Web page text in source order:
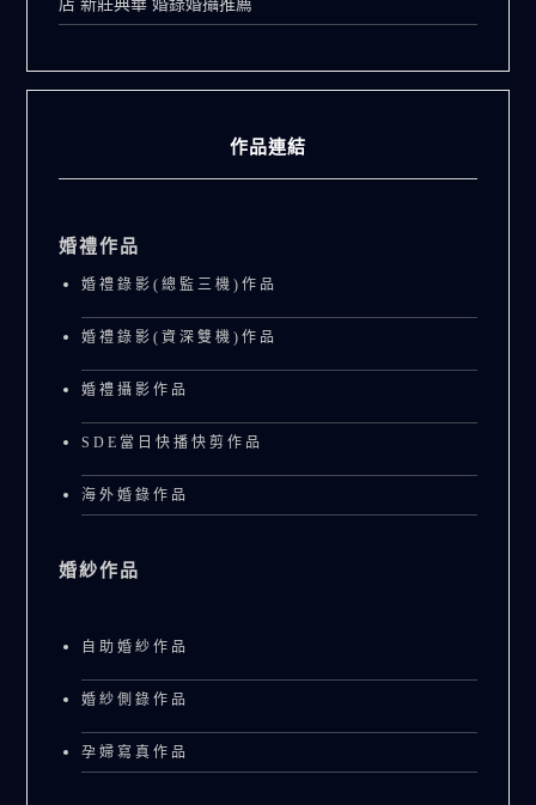
店 新莊典華 婚錄婚攝推薦
作品連結
婚禮作品
婚禮錄影(總監三機)作品
婚禮錄影(資深雙機)作品
婚禮攝影作品
SDE當日快播快剪作品
海外婚錄作品
婚紗作品
自助婚紗作品
婚紗側錄作品
孕婦寫真作品